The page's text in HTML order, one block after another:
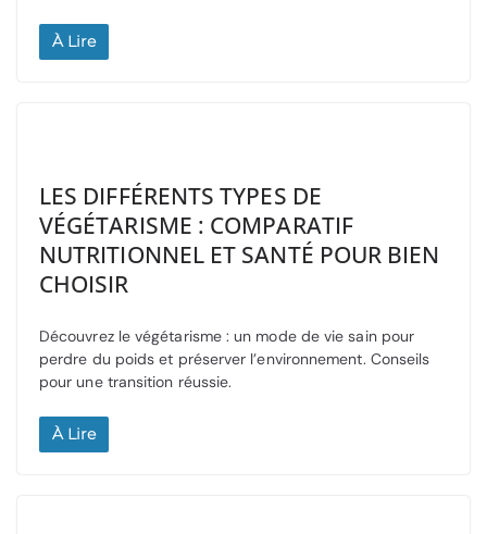
À Lire
LES DIFFÉRENTS TYPES DE
VÉGÉTARISME : COMPARATIF
NUTRITIONNEL ET SANTÉ POUR BIEN
CHOISIR
Découvrez le végétarisme : un mode de vie sain pour
perdre du poids et préserver l’environnement. Conseils
pour une transition réussie.
À Lire